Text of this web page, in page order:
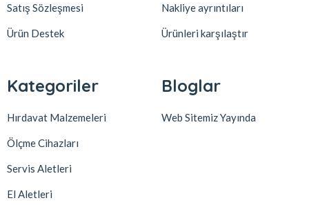
Satış Sözleşmesi
Ürün Destek
Nakliye ayrıntıları
Ürünleri karşılaştır
Kategoriler
Hırdavat Malzemeleri
Ölçme Cihazları
Servis Aletleri
El Aletleri
Bloglar
Web Sitemiz Yayında